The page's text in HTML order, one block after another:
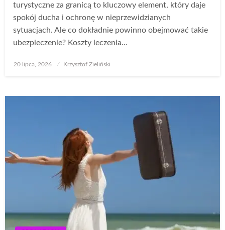
turystyczne za granicą to kluczowy element, który daje
spokój ducha i ochronę w nieprzewidzianych
sytuacjach. Ale co dokładnie powinno obejmować takie
ubezpieczenie? Koszty leczenia…
Opublikowane
20 lipca, 2026 Krzysztof Zieliński